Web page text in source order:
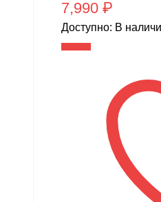
7,990 ₽
Доступно: В